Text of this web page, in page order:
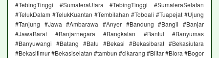
#TebingTinggi #SumateraUtara #TebingTinggi #SumateraSelatan
#TelukDalam #TelukKuantan #Tembilahan #Toboali #Tuapejat #Ujung
#Tanjung #Jawa #Ambarawa #Anyer #Bandung #Bangil #Banjar
#JawaBarat #Banjarnegara #Bangkalan #Bantul #Banyumas
#Banyuwangi #Batang #Batu #Bekasi #Bekasibarat #Bekasiutara
#Bekasitimur #Bekasiselatan #tambun #cikarang #Blitar #Blora #Bogor